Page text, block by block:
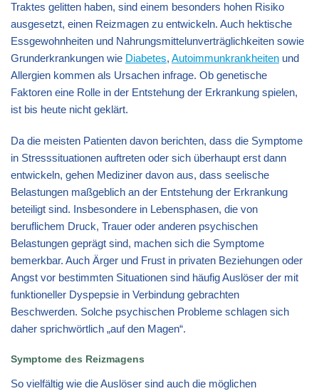
Traktes gelitten haben, sind einem besonders hohen Risiko
ausgesetzt, einen Reizmagen zu entwickeln. Auch hektische
Essgewohnheiten und Nahrungsmittelunverträglichkeiten sowie
Grunderkrankungen wie Diabetes, Autoimmunkrankheiten und
Allergien kommen als Ursachen infrage. Ob genetische
Faktoren eine Rolle in der Entstehung der Erkrankung spielen,
ist bis heute nicht geklärt.
Da die meisten Patienten davon berichten, dass die Symptome
in Stresssituationen auftreten oder sich überhaupt erst dann
entwickeln, gehen Mediziner davon aus, dass seelische
Belastungen maßgeblich an der Entstehung der Erkrankung
beteiligt sind. Insbesondere in Lebensphasen, die von
beruflichem Druck, Trauer oder anderen psychischen
Belastungen geprägt sind, machen sich die Symptome
bemerkbar. Auch Ärger und Frust in privaten Beziehungen oder
Angst vor bestimmten Situationen sind häufig Auslöser der mit
funktioneller Dyspepsie in Verbindung gebrachten
Beschwerden. Solche psychischen Probleme schlagen sich
daher sprichwörtlich „auf den Magen“.
Symptome des Reizmagens
So vielfältig wie die Auslöser sind auch die möglichen